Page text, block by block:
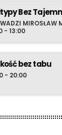
Bez
MIROSŁAW
- 13:00
bez tabu
- 20:00